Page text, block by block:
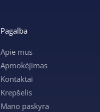
Pagalba
Apie mus
Apmokėjimas
Kontaktai
Krepšelis
Mano paskyra